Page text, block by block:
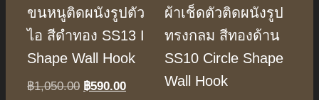
ขนหนูติดผนังรูปตัว
ไอ สีดำทอง SS13 I
Shape Wall Hook
฿1,050.00 Original
฿590.00
ผ้าเช็ดตัวติดผนังรูป
ทรงกลม สีทองด้าน
SS10 Circle Shape
Wall Hook